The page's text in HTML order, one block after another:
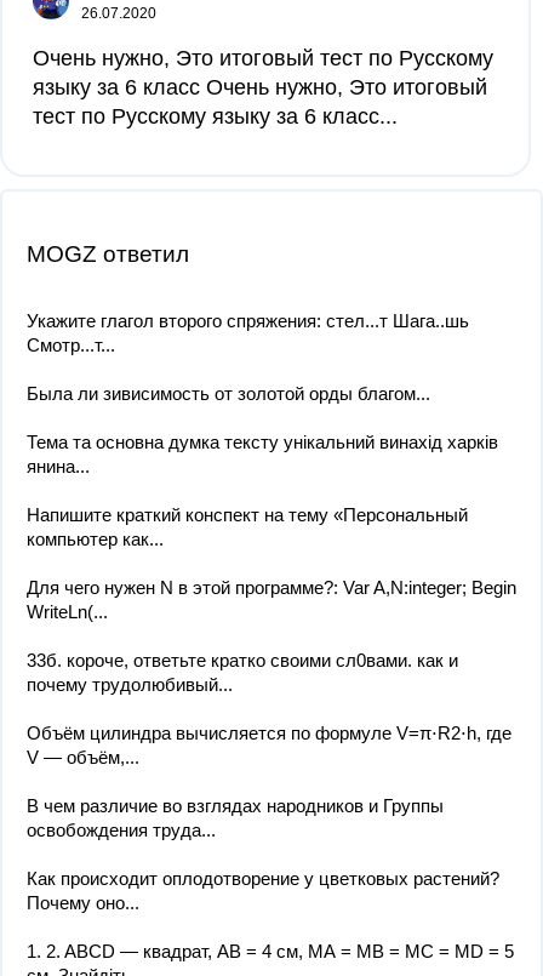
26.07.2020
Очень нужно, Это итоговый тест по Русскому
языку за 6 класс Очень нужно, Это итоговый
тест по Русскому языку за 6 класс...
MOGZ ответил
Укажите глагол второго спряжения: стел...т Шага..шь
Смотр...т...
Была ли зивисимость от золотой орды благом...
Тема та основна думка тексту унікальний винахід харків
янина...
Напишите краткий конспект на тему «Персональный
компьютер как...
Для чего нужен N в этой программе?: Var A,N:integer; Begin
WriteLn(...
33б. короче, отвeтьте кратко cвоими сл0вaми. как и
почему трудолюбивый...
Объём цилиндра вычисляется по формуле V=π⋅R2⋅h, где
V — объём,...
В чем различие во взглядах народников и Группы
освобождения труда...
Как происходит оплодотворение у цветковых растений?
Почему оно...
1. 2. ABCD — квадрат, АВ = 4 см, МА = MB = MC = MD = 5